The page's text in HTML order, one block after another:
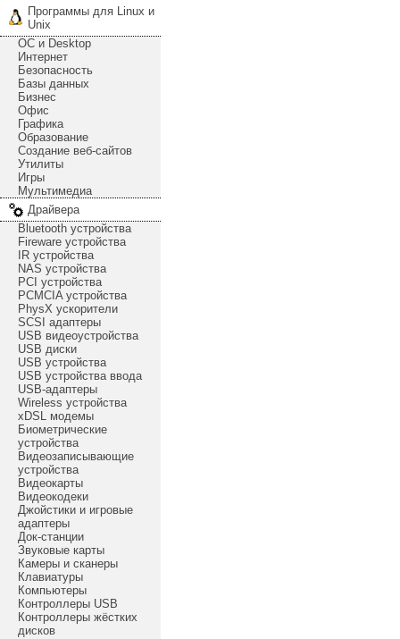
Программы для Linux и
Unix
ОС и Desktop
Интернет
Безопасность
Базы данных
Бизнес
Офис
Графика
Образование
Создание веб-сайтов
Утилиты
Игры
Мультимедиа
Драйвера
Bluetooth устройства
Fireware устройства
IR устройства
NAS устройства
PCI устройства
PCMCIA устройства
PhysX ускорители
SCSI адаптеры
USB видеоустройства
USB диски
USB устройства
USB устройства ввода
USB-адаптеры
Wireless устройства
xDSL модемы
Биометрические
устройства
Видеозаписывающие
устройства
Видеокарты
Видеокодеки
Джойстики и игровые
адаптеры
Док-станции
Звуковые карты
Камеры и сканеры
Клавиатуры
Компьютеры
Контроллеры USB
Контроллеры жёстких
дисков